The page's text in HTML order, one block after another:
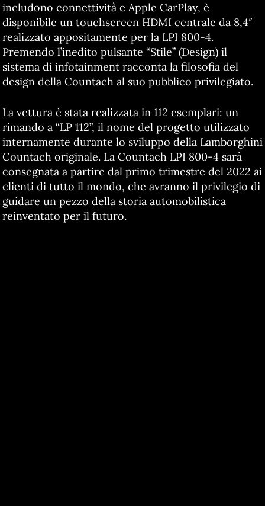
includono connettività e Apple CarPlay, è
disponibile un touchscreen HDMI centrale da 8,4″
realizzato appositamente per la LPI 800-4.
Premendo l’inedito pulsante “Stile” (Design) il
sistema di infotainment racconta la filosofia del
design della Countach al suo pubblico privilegiato.
La vettura è stata realizzata in 112 esemplari: un
rimando a “LP 112”, il nome del progetto utilizzato
internamente durante lo sviluppo della Lamborghini
Countach originale. La Countach LPI 800-4 sarà
consegnata a partire dal primo trimestre del 2022 ai
clienti di tutto il mondo, che avranno il privilegio di
guidare un pezzo della storia automobilistica
reinventato per il futuro.